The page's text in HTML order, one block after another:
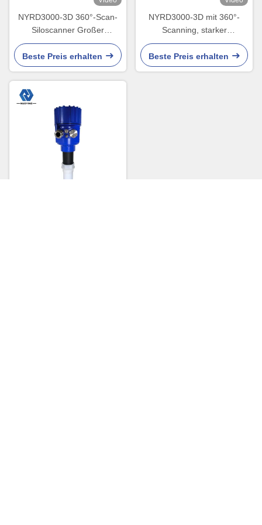
NYRD3000-3D 360°-Scan-
Siloscanner Großer
Temperaturbereich - 40℃
bis 85℃
Beste Preis erhalten
NYRD3000-3D mit 360°-
Scanning, starker
Staubdurchdringung,
Volumengenauigkeit ±0,5 %
Beste Preis erhalten